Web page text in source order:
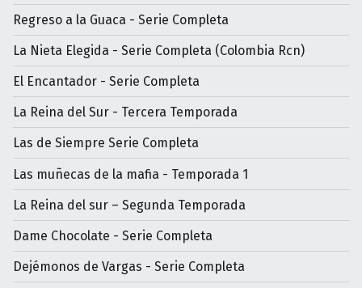
Regreso a la Guaca - Serie Completa
La Nieta Elegida - Serie Completa (Colombia Rcn)
El Encantador - Serie Completa
La Reina del Sur - Tercera Temporada
Las de Siempre Serie Completa
Las muñecas de la mafia - Temporada 1
La Reina del sur – Segunda Temporada
Dame Chocolate - Serie Completa
Dejémonos de Vargas - Serie Completa